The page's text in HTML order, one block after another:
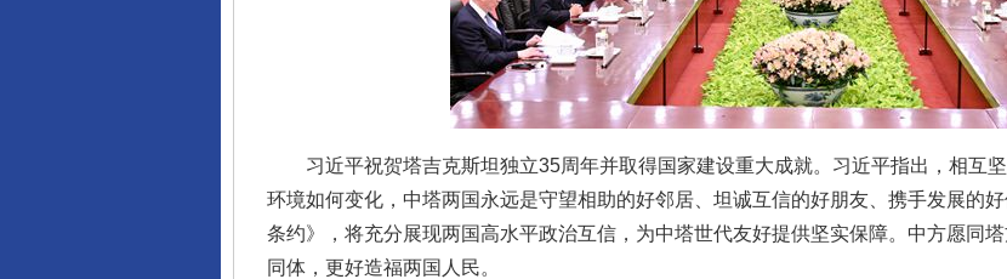
习近平祝贺塔吉克斯坦独立35周年并取得国家建设重大成就。习近平指出，相互
环境如何变化，中塔两国永远是守望相助的好邻居、坦诚互信的好朋友、携手发展的
条约》，将充分展现两国高水平政治互信，为中塔世代友好提供坚实保障。中方愿同
同体，更好造福两国人民。